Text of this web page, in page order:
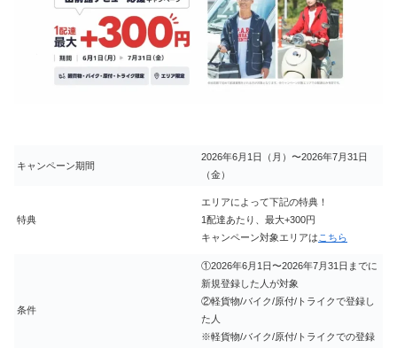
キャンペーン期間
2026年6月1日（月）〜2026年7月31日
（金）
特典
エリアによって下記の特典！
1配達あたり、最大+300円
キャンペーン対象エリアは こちら
条件
①2026年6月1日〜2026年7月31日までに
新規登録した人が対象
②軽貨物/バイク/原付/トライクで登録し
た人
※軽貨物/バイク/原付/トライクでの登録